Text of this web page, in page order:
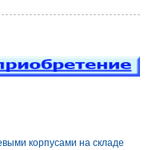
корпусами на складе